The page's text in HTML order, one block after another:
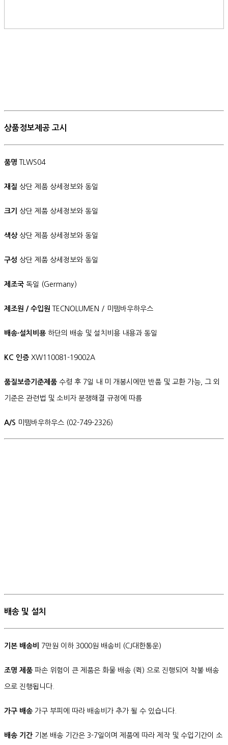
상품정보제공 고시
품명 TLWS04
재질 상단 제품 상세정보와 동일
크기 상단 제품 상세정보와 동일
색상상단 제품 상세정보와 동일
구성 상단 제품 상세정보와 동일
제조국 독일 (Germany)
제조원 / 수입원 TECNOLUMEN / 미뗌바우하우스
배송·설치비용 하단의 배송 및 설치비용 내용과 동일
KC 인증 XW110081-19002A
품질보증기준제품 수령 후 7일 내 미 개봉시에만 반품 및 교환 가능, 그 외
기준은 관련법 및 소비자 분쟁해결 규정에 따름
A/S 미뗌바우하우스 (02-749-2326)
배송 및 설치
기본 배송비 7만원 이하 3000원 배송비 (CJ대한통운)
조명 제품 파손 위험이 큰 제품은 화물 배송 (퀵) 으로 진행되어 착불 배송
으로 진행됩니다.
가구 배송 가구 부피에 따라 배송비가 추가 될 수 있습니다.
배송 기간 기본 배송 기간은 3-7일이며 제품에 따라 제작 및 수입기간이 소